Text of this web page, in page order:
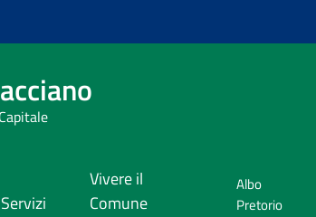
Servizi
Vivere il
Comune
Albo
Pretorio